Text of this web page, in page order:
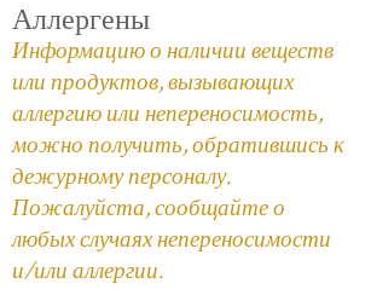
Аллергены
Информацию о наличии веществ
или продуктов, вызывающих
аллергию или непереносимость,
можно получить, обратившись к
дежурному персоналу.
Пожалуйста, сообщайте о
любых случаях непереносимости
и/или аллергии.